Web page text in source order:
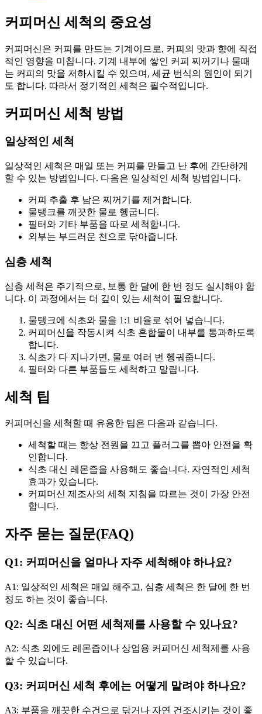
커피머신 세척의 중요성
커피머신은 커피를 만드는 기계이므로, 커피의 맛과 향에 직접
적인 영향을 미칩니다. 기계 내부에 쌓인 커피 찌꺼기나 물때
는 커피의 맛을 저하시킬 수 있으며, 세균 번식의 원인이 되기
도 합니다. 따라서 정기적인 세척은 필수적입니다.
커피머신 세척 방법
일상적인 세척
일상적인 세척은 매일 또는 커피를 만들고 난 후에 간단하게
할 수 있는 방법입니다. 다음은 일상적인 세척 방법입니다.
커피 추출 후 남은 찌꺼기를 제거합니다.
물탱크를 깨끗한 물로 헹굽니다.
필터와 기타 부품을 따로 세척합니다.
외부는 부드러운 천으로 닦아줍니다.
심층 세척
심층 세척은 주기적으로, 보통 한 달에 한 번 정도 실시해야 합
니다. 이 과정에서는 더 깊이 있는 세척이 필요합니다.
물탱크에 식초와 물을 1:1 비율로 섞어 넣습니다.
커피머신을 작동시켜 식초 혼합물이 내부를 통과하도록
합니다.
식초가 다 지나가면, 물로 여러 번 헹궈줍니다.
필터와 다른 부품들도 세척하고 말립니다.
세척 팁
커피머신을 세척할 때 유용한 팁은 다음과 같습니다.
세척할 때는 항상 전원을 끄고 플러그를 뽑아 안전을 확
인합니다.
식초 대신 레몬즙을 사용해도 좋습니다. 자연적인 세척
효과가 있습니다.
커피머신 제조사의 세척 지침을 따르는 것이 가장 안전
합니다.
자주 묻는 질문(FAQ)
Q1: 커피머신을 얼마나 자주 세척해야 하나요?
A1: 일상적인 세척은 매일 해주고, 심층 세척은 한 달에 한 번
정도 하는 것이 좋습니다.
Q2: 식초 대신 어떤 세척제를 사용할 수 있나요?
A2: 식초 외에도 레몬즙이나 상업용 커피머신 세척제를 사용
할 수 있습니다.
Q3: 커피머신 세척 후에는 어떻게 말려야 하나요?
A3: 부품을 깨끗한 수건으로 닦거나 자연 건조시키는 것이 좋